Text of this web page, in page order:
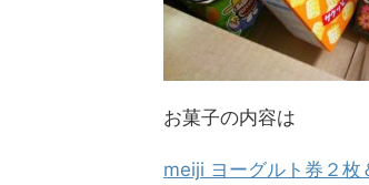
お菓子の内容は
meiji ヨーグルト券２